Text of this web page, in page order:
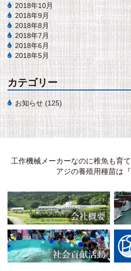
2018年10月
2018年9月
2018年8月
2018年7月
2018年6月
2018年5月
カテゴリー
お知らせ(125)
工作機械メーカーなのに稚魚も育
アジの養殖用種苗は『